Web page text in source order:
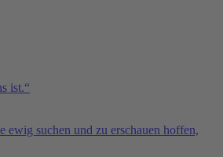
ist.“
ewig suchen und zu erschauen hoffen,